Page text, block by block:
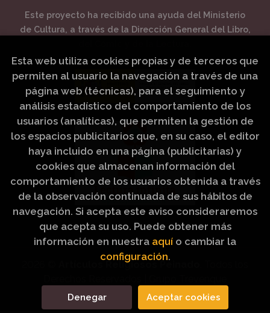
Este proyecto ha recibido una ayuda del Ministerio
de Cultura, a través de la Dirección General del Libro,
Artículos Religiosos Peinado
Esta web utiliza cookies propias y de terceros que
permiten al usuario la navegación a través de una
página web (técnicas), para el seguimiento y
análisis estadístico del comportamiento de los
usuarios (analíticas), que permiten la gestión de
los espacios publicitarios que, en su caso, el editor
haya incluido en una página (publicitarias) y
cookies que almacenan información del
comportamiento de los usuarios obtenida a través
de la observación continuada de sus hábitos de
navegación. Si acepta este aviso consideraremos
que acepta su uso. Puede obtener más
información en nuestra aquí o cambiar la
configuración.
Denegar Aceptar cookies